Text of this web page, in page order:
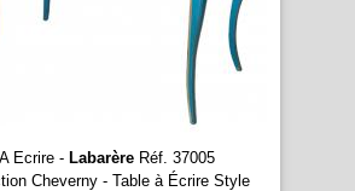
Ecrire - LabarèreRéf. 37005
Cheverny - Table à Écrire Style